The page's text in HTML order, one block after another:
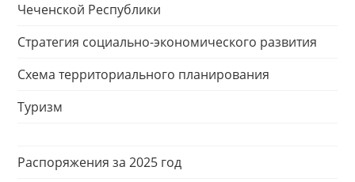
Чеченской Республики
Стратегия социально-экономического развития
Схема территориального планирования
Туризм
Распоряжения за 2025 год